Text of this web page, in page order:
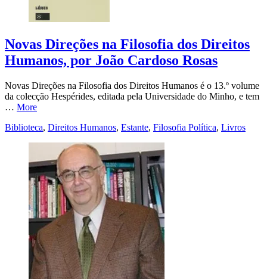
Novas Direções na Filosofia dos Direitos
Humanos, por João Cardoso Rosas
Novas Direções na Filosofia dos Direitos Humanos é o 13.º volume
da colecção Hespérides, editada pela Universidade do Minho, e tem
… More
Biblioteca, Direitos Humanos, Estante, Filosofia Política, Livros